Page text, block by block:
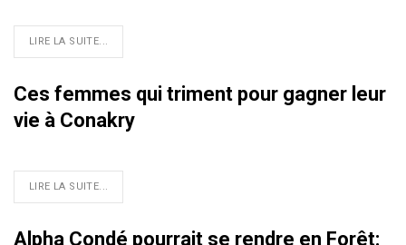
LIRE LA SUITE...
Ces femmes qui triment pour gagner leur
vie à Conakry
LIRE LA SUITE...
Alpha Condé pourrait se rendre en Forêt: